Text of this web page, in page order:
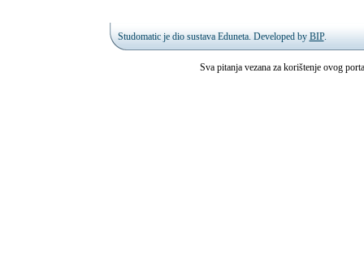
Studomaticje dio sustava Eduneta. Developed by BIP.
Sva pitanja vezana za korištenje ovog